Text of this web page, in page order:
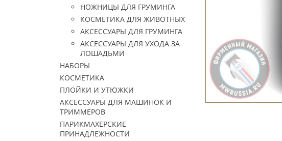
НОЖНИЦЫ ДЛЯ ГРУМИНГА
КОСМЕТИКА ДЛЯ ЖИВОТНЫХ
АКСЕССУАРЫ ДЛЯ ГРУМИНГА
АКСЕССУАРЫ ДЛЯ УХОДА ЗА
ЛОШАДЬМИ
НАБОРЫ
КОСМЕТИКА
ПЛОЙКИ И УТЮЖКИ
АКСЕССУАРЫ ДЛЯ МАШИНОК И
ТРИММЕРОВ
ПАРИКМАХЕРСКИЕ
ПРИНАДЛЕЖНОСТИ